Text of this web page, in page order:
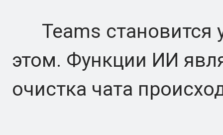
Teams становится
этом. Функции ИИ
очистка чата